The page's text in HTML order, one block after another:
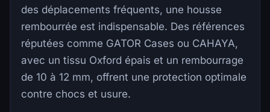
des déplacements fréquents, une housse
rembourrée est indispensable. Des références
réputées comme GATOR Cases ou CAHAYA,
avec un tissu Oxford épais et un rembourrage
de 10 à 12 mm, offrent une protection optimale
contre chocs et usure.